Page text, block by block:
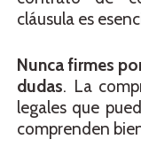
cláusula es
Nunca firmes
dudas. La
legales que
comprenden